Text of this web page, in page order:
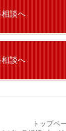
談へ
談へ
トップペ